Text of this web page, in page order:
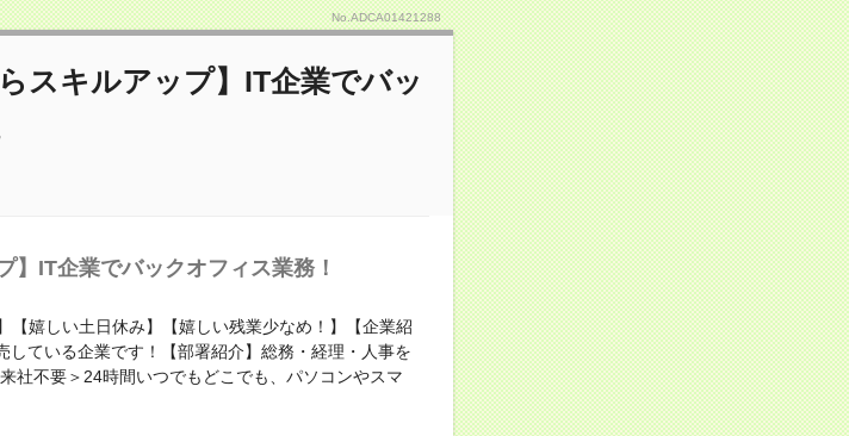
No.ADCA01421288
スキルアップ】IT企業でバッ
】IT企業でバックオフィス業務！
【嬉しい土日休み】【嬉しい残業少なめ！】【企業紹
ている企業です！【部署紹介】総務・経理・人事を
社不要＞24時間いつでもどこでも、パソコンやスマ